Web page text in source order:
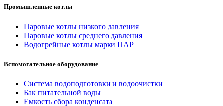
Промышленные котлы
Паровые котлы низкого давления
Паровые котлы среднего давления
Водогрейные котлы марки ПАР
Вспомогательное оборудование
Система водоподготовки и водоочистки
Бак питательной воды
Емкость сбора конденсата